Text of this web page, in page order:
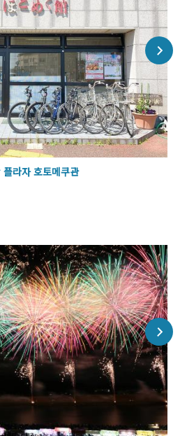
플라자 호토메쿠관